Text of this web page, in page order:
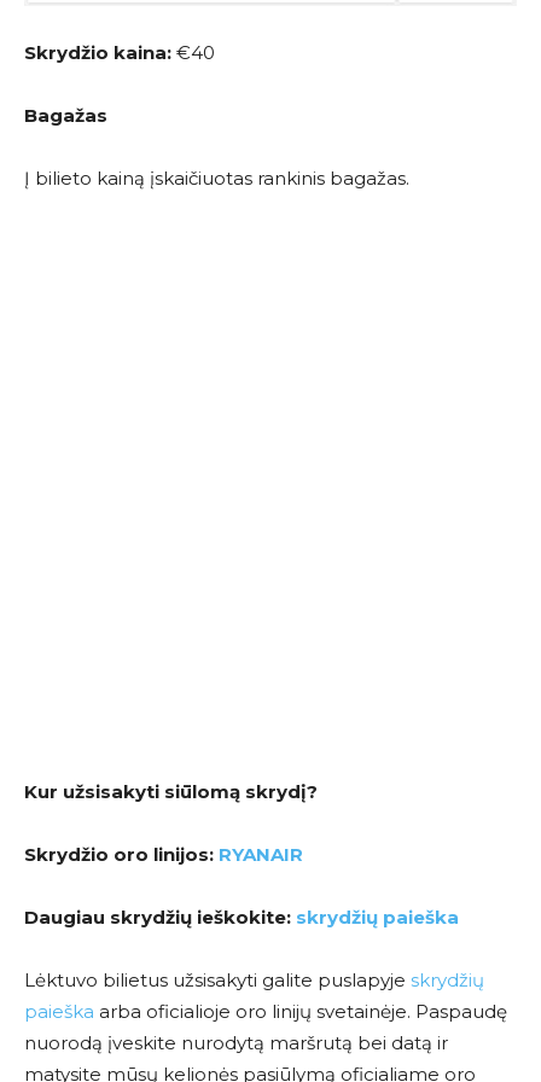
Skrydžio kaina: €40
Bagažas
Į bilieto kainą įskaičiuotas rankinis bagažas.
Kur užsisakyti siūlomą skrydį?
Skrydžio oro linijos: RYANAIR
Daugiau skrydžių ieškokite: skrydžių paieška
Lėktuvo bilietus užsisakyti galite puslapyje skrydžių
paieška arba oficialioje oro linijų svetainėje. Paspaudę
nuorodą įveskite nurodytą maršrutą bei datą ir
matysite mūsų kelionės pasiūlymą oficialiame oro